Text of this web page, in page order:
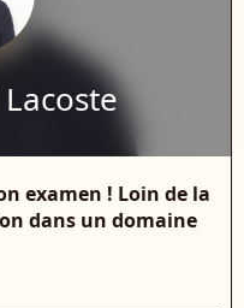
Lacoste
examen ! Loin de la
dans un domaine